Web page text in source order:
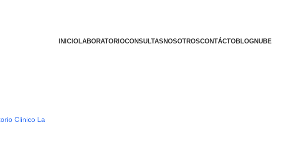
INICIOLABORATORIOCONSULTAS NOSOTROSCONTÁCTOBLOGNUBE